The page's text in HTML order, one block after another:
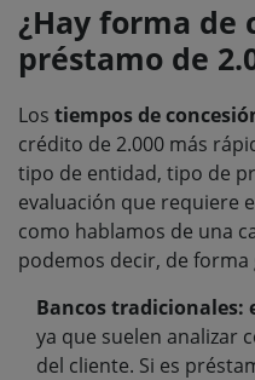
¿Hay forma de
préstamo de
Los tiempos de
crédito de 2.000 más
tipo de entidad, tipo de
evaluación que requiere
como hablamos de una
podemos decir, de forma
Bancos tradicionales:
ya que suelen analizar
del cliente. Si es